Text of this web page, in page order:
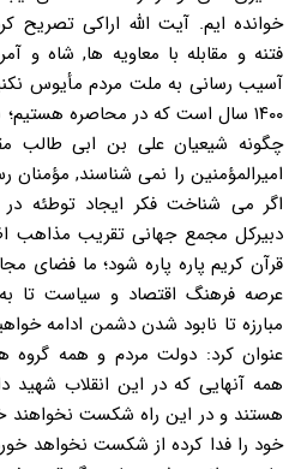
فتنه و مقابله با معاویه ها, شاه و
آسیب رسانی به ملت مردم مأیوس
۱۴۰۰ سال است که در محاصره هستیم؛
چگونه شیعیان علی بن ابی طالب
امیرالمؤمنین را نمی شناسند,
اگر می شناخت فکر ایجاد توطئه
دبیرکل مجمع جهانی تقریب مذاهب
قرآن کریم پاره پاره شود؛ ما فضای
عرصه فرهنگ اقتصاد و سیاست تا
مبارزه تا نابود شدن دشمن ادامه
عنوان کرد: دولت مردم و همه گروه
همه آنهایی که در این انقلاب شهید
هستند و در این راه شکست نخواهند
خود را فدا کرده از شکست نخواهد